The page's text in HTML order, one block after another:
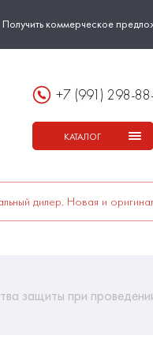
Получить коммерческое
+7 (991) 298-
КАТАЛОГ
дилер. Новая и
защиты при